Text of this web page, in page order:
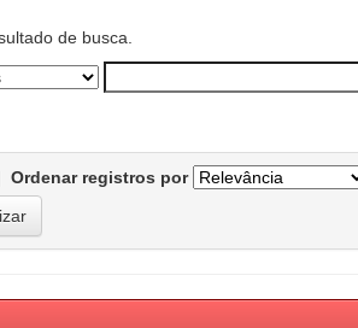
de busca.
Ordenar registros por